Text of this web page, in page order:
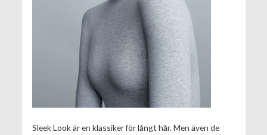
Sleek Look är en klassiker för långt hår. Men även de